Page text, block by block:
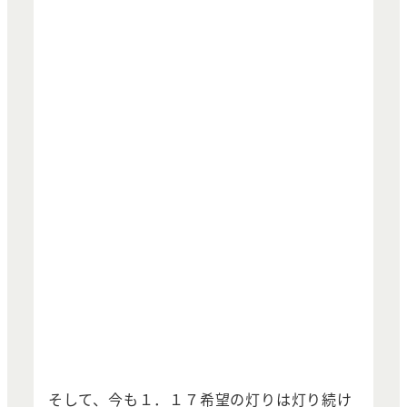
そして、今も１．１７希望の灯りは灯り続け